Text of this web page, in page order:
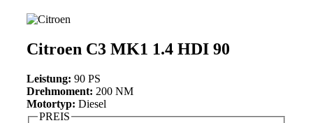
Citroen C3 MK1 1.4 HDI 90
Leistung: 90 PS
Drehmoment: 200 NM
Motortyp: Diesel
PREIS